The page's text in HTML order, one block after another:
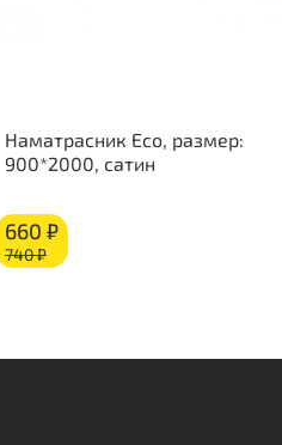
Наматрасник Eco, размер:
900*2000, сатин
660 ₽
740 ₽